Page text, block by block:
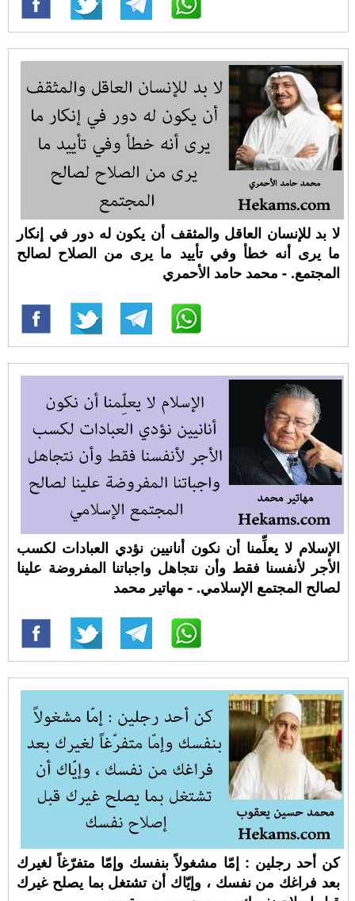
لا بد للإنسان العاقل والمثقف أن يكون له دور في إنكار
ما يرى أنه خطأ وفي تأييد ما يرى من الصلاح لصالح
المجتمع. - محمد حامد الأحمري
الإسلام لا يعلِّمنا أن نكون أنانيين نؤدي العبادات لكسب
الأجر لأنفسنا فقط وأن نتجاهل واجباتنا المفروضة علينا
لصالح المجتمع الإسلامي. - مهاتير محمد
كن أحد رجلين : إمّا مشغولاً بنفسك وإمّا متفرّغاً لغيرك
بعد فراغك من نفسك ، وإيّاك أن تشتغل بما يصلح غيرك